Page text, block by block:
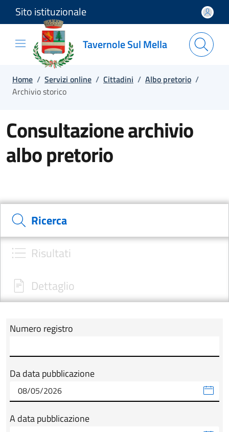
Salta e vai al contenuto
Salta e vai al footer
Sito istituzionale
Tavernole Sul Mella
Home / Servizi online / Cittadini / Albo pretorio /
Archivio storico
Consultazione archivio
albo pretorio
Ricerca
Risultati
Dettaglio
Modulo tab_ricerca_form
Numero registro
Da data pubblicazione
A data pubblicazione